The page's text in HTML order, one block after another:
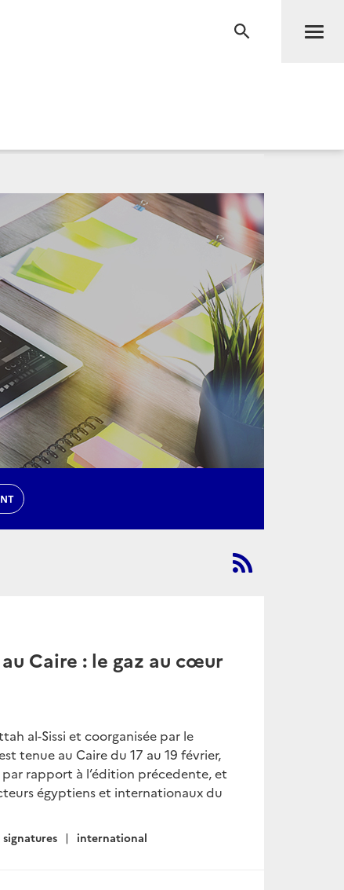
RECHERCHE
Caire : le gaz au cœur
al-Sissi et coorganisée par le
tenue au Caire du 17 au 19 février,
rapport à l’édition précedente, et
égyptiens et internationaux du
signatures international